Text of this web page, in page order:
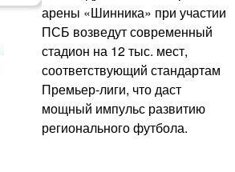
арены «Шинника» при участии
ПСБ возведут современный
стадион на 12 тыс. мест,
соответствующий стандартам
Премьер-лиги, что даст
мощный импульс развитию
регионального футбола.